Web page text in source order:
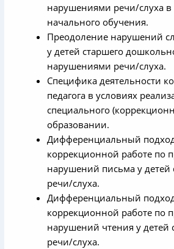
нарушениями речи/слуха в
начального обучения.
Преодоление нарушений
у детей старшего
нарушениями речи/слуха.
Специфика деятельности
педагога в условиях
специального
образовании.
Дифференциальный
коррекционной работе по
нарушений письма у
речи/слуха.
Дифференциальный
коррекционной работе по
нарушений чтения у
речи/слуха.